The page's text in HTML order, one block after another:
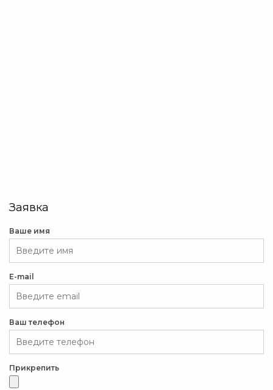
Заявка
Ваше имя
E-mail
Ваш телефон
Прикрепить